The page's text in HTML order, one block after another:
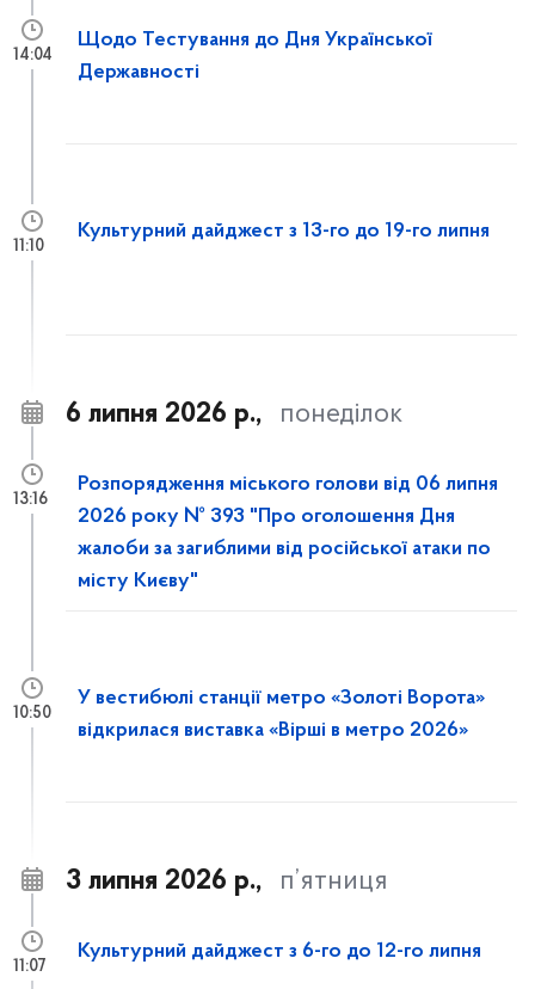
Щодо Тестування до Дня Української
Державності
14:04
Культурний дайджест з 13-го до 19-го липня
11:10
6 липня 2026 р., понеділок
Розпорядження міського голови від 06 липня
2026 року № 393 "Про оголошення Дня
жалоби за загиблими від російської атаки по
місту Києву"
13:16
У вестибюлі станції метро «Золоті Ворота»
відкрилася виставка «Вірші в метро 2026»
10:50
3 липня 2026 р., п’ятниця
Культурний дайджест з 6-го до 12-го липня
11:07